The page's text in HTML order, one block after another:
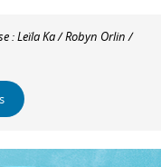
: Leïla Ka / Robyn Orlin /